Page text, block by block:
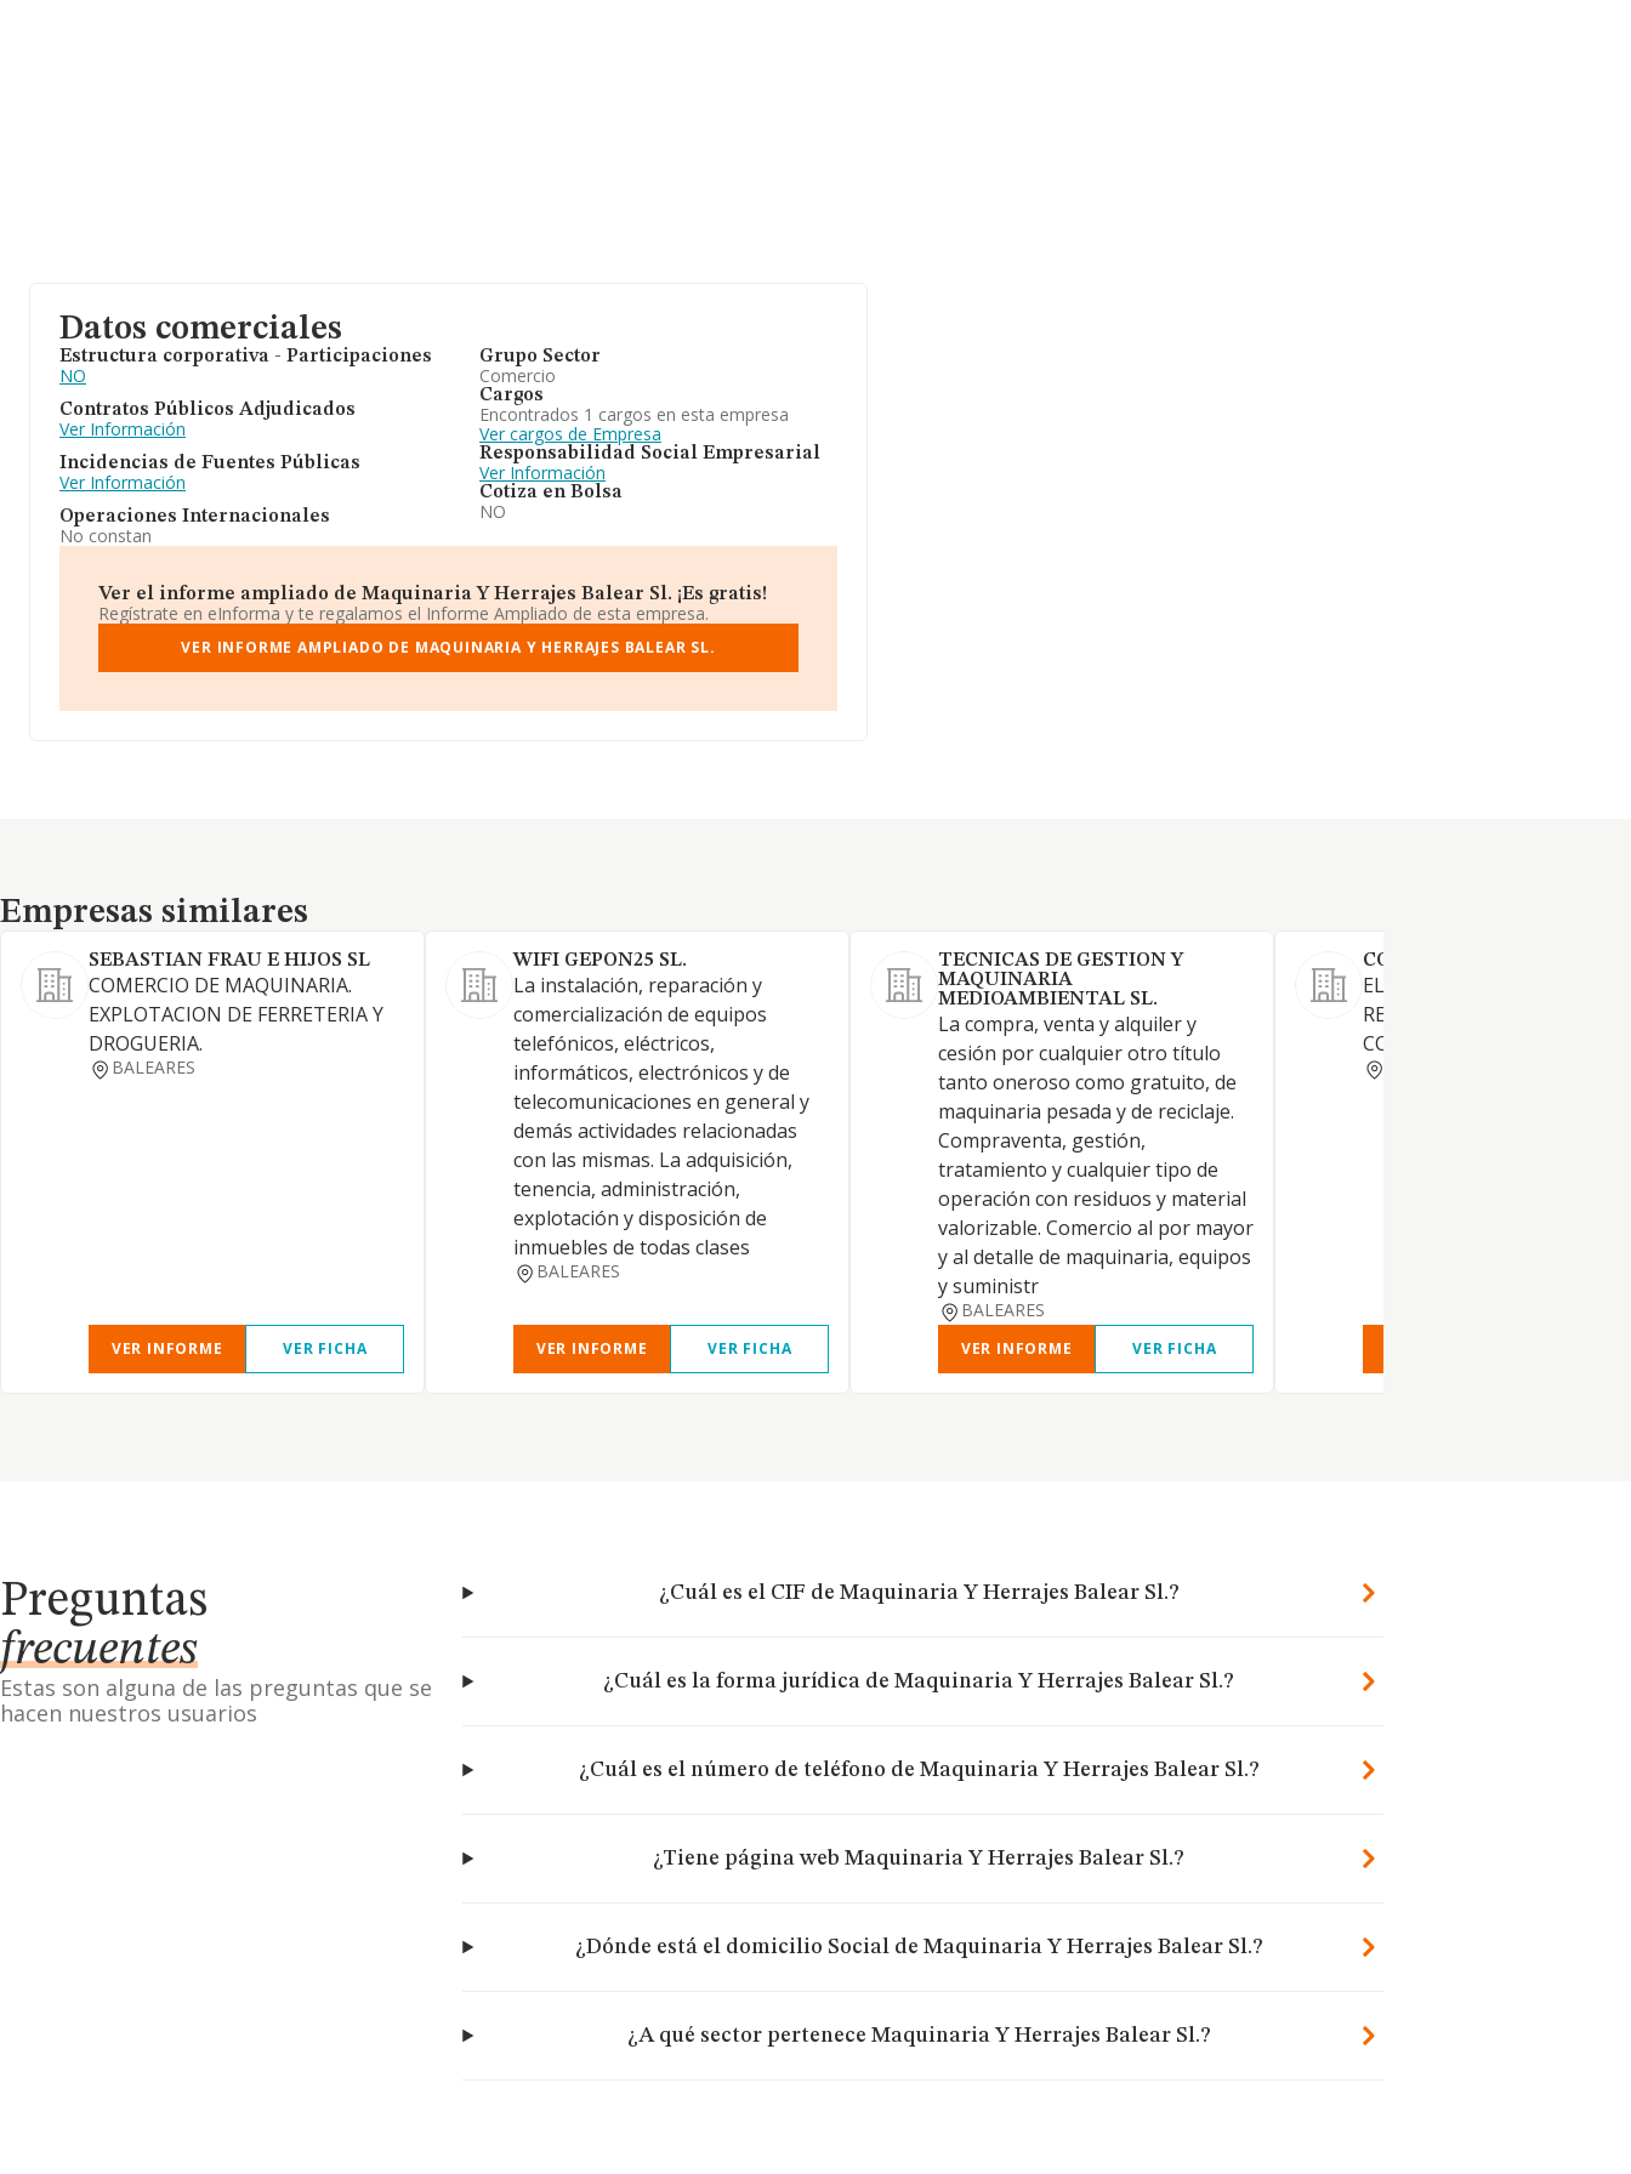
Datos comerciales
Estructura corporativa - Participaciones
NO
Contratos Públicos Adjudicados
Ver Información
Incidencias de Fuentes Públicas
Ver Información
Operaciones Internacionales
No constan
Grupo Sector
Comercio
Cargos
Encontrados 1 cargos en esta empresa
Ver cargos de Empresa
Responsabilidad Social Empresarial
Ver Información
Cotiza en Bolsa
NO
Ver el informe ampliado de Maquinaria Y Herrajes Balear Sl. ¡Es gratis!
Regístrate en eInforma y te regalamos el Informe Ampliado de esta empresa.
VER INFORME AMPLIADO DE MAQUINARIA Y HERRAJES BALEAR SL.
Empresas similares
Empresas similares
SEBASTIAN FRAU E HIJOS SL
COMERCIO DE MAQUINARIA.
EXPLOTACION DE FERRETERIA Y
DROGUERIA.
BALEARES
VER INFORME VER FICHA
WIFI GEPON25 SL.
La instalación, reparación y
comercialización de equipos
telefónicos, eléctricos,
informáticos, electrónicos y de
telecomunicaciones en general y
demás actividades relacionadas
con las mismas. La adquisición,
tenencia, administración,
explotación y disposición de
inmuebles de todas clases
BALEARES
VER INFORME VER FICHA
TECNICAS DE GESTION Y
MAQUINARIA
MEDIOAMBIENTAL SL.
La compra, venta y alquiler y
cesión por cualquier otro título
tanto oneroso como gratuito, de
maquinaria pesada y de reciclaje.
Compraventa, gestión,
tratamiento y cualquier tipo de
operación con residuos y material
valorizable. Comercio al por mayor
y al detalle de maquinaria, equipos
y suministr
BALEARES
VER INFORME VER FICHA
COMPRESSORS I EINES SL
EL MONTAJE,
REVISION DE EQUIPOS DE
COMPRIMIDO
Preguntas
frecuentes
Estas son alguna de las preguntas que se
hacen nuestros usuarios
¿Cuál es el CIF de Maquinaria Y Herrajes Balear Sl.?
¿Cuál es la forma jurídica de Maquinaria Y Herrajes Balear Sl.?
¿Cuál es el número de teléfono de Maquinaria Y Herrajes Balear Sl.?
¿Tiene página web Maquinaria Y Herrajes Balear Sl.?
¿Dónde está el domicilio Social de Maquinaria Y Herrajes Balear Sl.?
¿A qué sector pertenece Maquinaria Y Herrajes Balear Sl.?